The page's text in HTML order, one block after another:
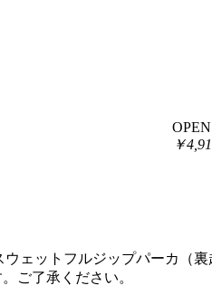
￥
ご了承ください。